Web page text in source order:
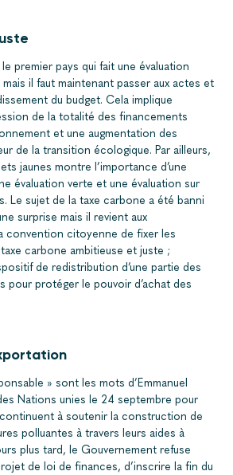
premier pays qui fait une évaluation
il faut maintenant passer aux actes et
du budget. Cela implique
de la totalité des financements
et une augmentation des
de la transition écologique. Par ailleurs,
jaunes montre l’importance d’une
évaluation verte et une évaluation sur
Le sujet de la taxe carbone a été banni
surprise mais il revient aux
convention citoyenne de fixer les
carbone ambitieuse et juste ;
de redistribution d’une partie des
pour protéger le pouvoir d’achat des
» sont les mots d’Emmanuel
Nations unies le 24 septembre pour
à soutenir la construction de
polluantes à travers leurs aides à
plus tard, le Gouvernement refuse
de loi de finances, d’inscrire la fin du